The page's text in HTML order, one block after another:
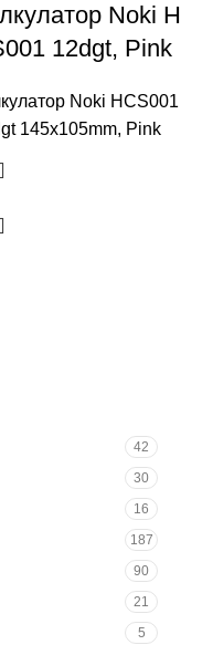
42
30
16
187
90
21
5
Noki H
12dgt, Pink
Noki HCS001
145x105mm, Pink